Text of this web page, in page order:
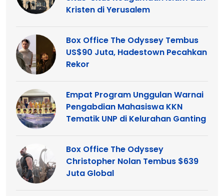
Kristen di Yerusalem
Box Office The Odyssey Tembus
US$90 Juta, Hadestown Pecahkan
Rekor
Empat Program Unggulan Warnai
Pengabdian Mahasiswa KKN
Tematik UNP di Kelurahan Ganting
Box Office The Odyssey
Christopher Nolan Tembus $639
Juta Global